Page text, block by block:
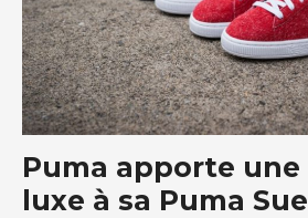
Puma apporte
luxe à sa Puma